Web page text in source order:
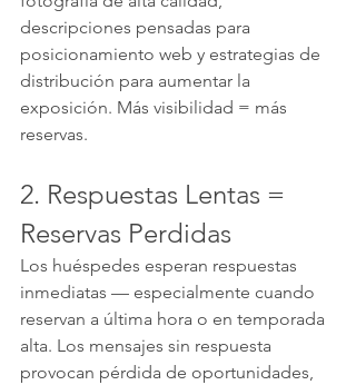
descripciones pensadas para
posicionamiento web y estrategias de
distribución para aumentar la
exposición. Más visibilidad = más
reservas.
2. Respuestas Lentas =
Reservas Perdidas
Los huéspedes esperan respuestas
inmediatas — especialmente cuando
reservan a última hora o en temporada
alta. Los mensajes sin respuesta
provocan pérdida de oportunidades,